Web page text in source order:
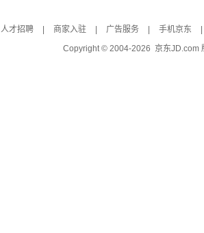
人才招聘 商家入驻 广告服务 手机京东
Copyright © 2004-2026 京东JD.com